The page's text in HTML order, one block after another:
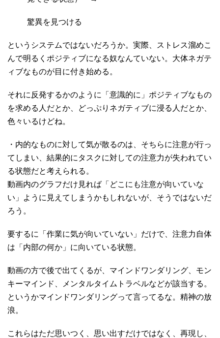
驚異を見つける
というシステムではないだろうか。実際、ストレス溜めこ
んで明るくポジティブになる奴なんていない。大体ネガテ
ィブなものが目に付き始める。
それに反発するかのように「意識的に」ポジティブなもの
を求める人だとか、どっぷりネガティブに浸る人だとか、
色々いるけどね。
・内的なものに対して気が散るのは、そちらに注意が行っ
てしまい、結果的にタスクに対しての注意力が失われてい
る状態だと考えられる。
動画内のグラフだけ見れば「どこにも注意が向いていな
い」ように見えてしまうかもしれないが、そうではないだ
ろう。
要するに「作業に気が向いていない」だけで、注意力自体
は「内部の何か」に向いている状態。
動画の方で後で出てくるが、マインドワンダリング、モン
キーマインド、メンタルタイムトラベルなどが該当する。
というかマインドワンダリングって言ってるな。精神の放
浪。
これらはただ思いつく、思い出すだけではなく、再現し、